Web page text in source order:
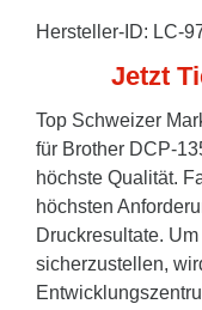
Hersteller-ID: LC-
Jetzt
Top Schweizer
für Brother DCP-
höchste Qualität.
höchsten
Druckresultate.
sicherzustellen,